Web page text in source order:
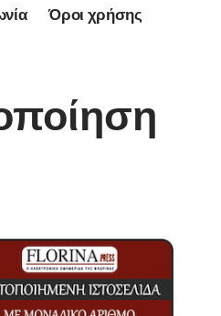
Όροι χρήσης